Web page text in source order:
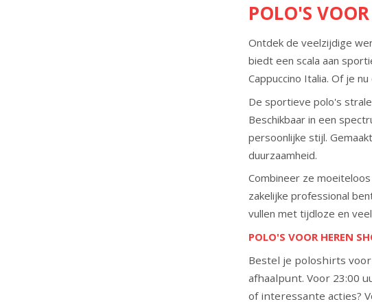
POLO'S
Ontdek de veelzijdige
biedt een scala aan
Cappuccino Italia. Of je
De sportieve polo's
Beschikbaar in een
persoonlijke stijl.
duurzaamheid.
Combineer ze
zakelijke professional
vullen met tijdloze en
POLO'S VOOR HEREN
Bestel je poloshirts
afhaalpunt. Voor 23:00
of interessante acties?